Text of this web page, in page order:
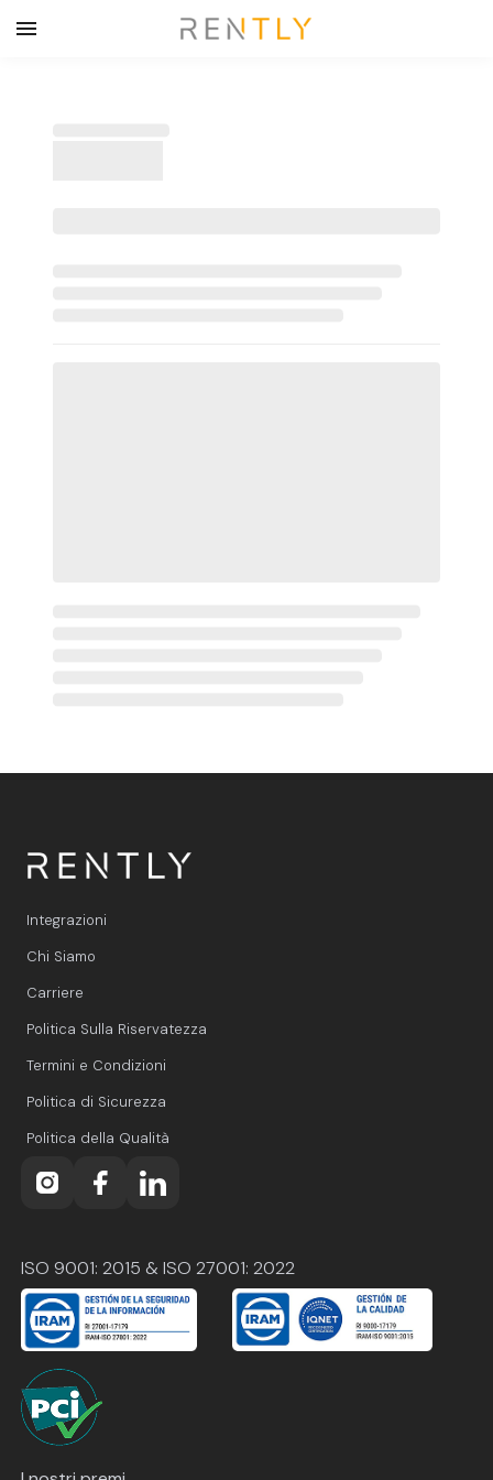
Integrazioni
Chi Siamo
Carriere
Politica Sulla Riservatezza
Termini e Condizioni
Politica di Sicurezza
Politica della Qualità
ISO 9001: 2015 & ISO 27001: 2022